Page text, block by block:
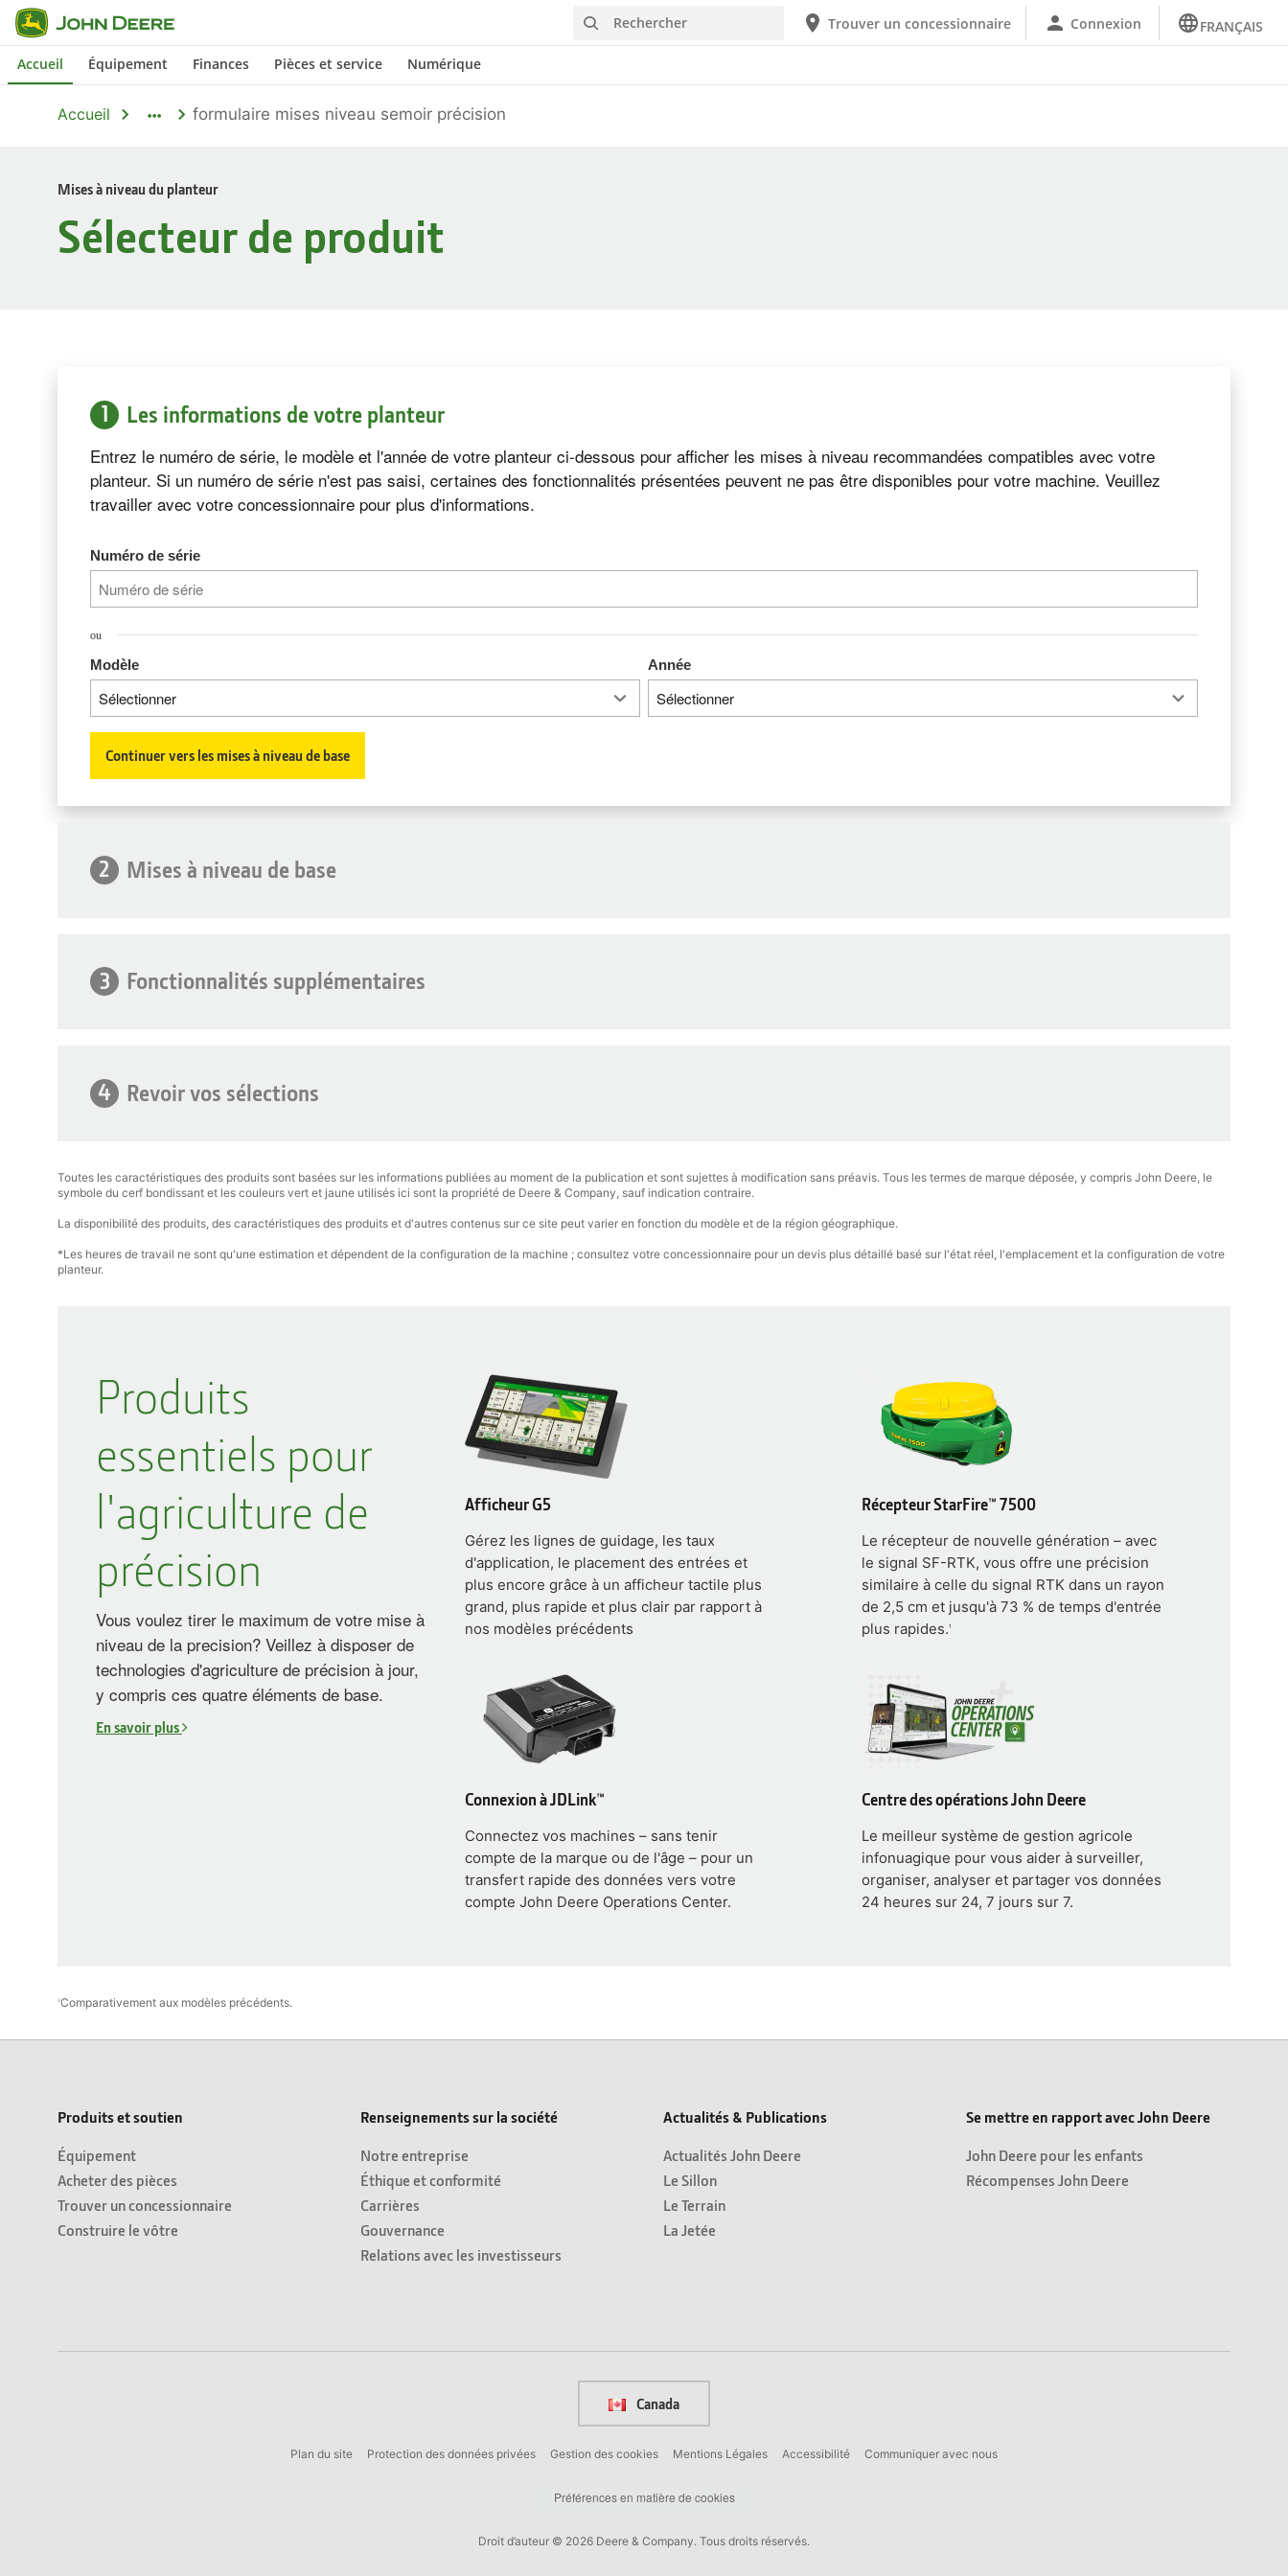
Passer au contenu principal Rechercher Trouver un concessionnaire Connexion FRANÇAIS
Accueil Équipement Finances Pièces et service Numérique
Accueil formulaire mises niveau semoir précision
Mises à niveau du planteur
Sélecteur de produit
1 Les informations de votre planteur
Entrez le numéro de série, le modèle et l'année de votre planteur ci-dessous pour afficher les mises à niveau recommandées compatibles avec votre
planteur. Si un numéro de série n'est pas saisi, certaines des fonctionnalités présentées peuvent ne pas être disponibles pour votre machine. Veuillez
travailler avec votre concessionnaire pour plus d'informations.
Numéro de série
ou
Modèle
Sélectionner
Année
Sélectionner
Continuer vers les mises à niveau de base
2 Mises à niveau de base
3 Fonctionnalités supplémentaires
4 Revoir vos sélections
Toutes les caractéristiques des produits sont basées sur les informations publiées au moment de la publication et sont sujettes à modification sans préavis. Tous les termes de marque déposée, y compris John Deere, le
symbole du cerf bondissant et les couleurs vert et jaune utilisés ici sont la propriété de Deere & Company, sauf indication contraire.
La disponibilité des produits, des caractéristiques des produits et d'autres contenus sur ce site peut varier en fonction du modèle et de la région géographique.
*Les heures de travail ne sont qu'une estimation et dépendent de la configuration de la machine ; consultez votre concessionnaire pour un devis plus détaillé basé sur l'état réel, l'emplacement et la configuration de votre
planteur.
Produits
essentiels pour
l'agriculture de
précision
Vous voulez tirer le maximum de votre mise à
niveau de la precision? Veillez à disposer de
technologies d'agriculture de précision à jour,
y compris ces quatre éléments de base.
En savoir plus
Afficheur G5
Gérez les lignes de guidage, les taux
d'application, le placement des entrées et
plus encore grâce à un afficheur tactile plus
grand, plus rapide et plus clair par rapport à
nos modèles précédents
Connexion à JDLink™
Connectez vos machines – sans tenir
compte de la marque ou de l'âge – pour un
transfert rapide des données vers votre
compte John Deere Operations Center.
Récepteur StarFire™ 7500
Le récepteur de nouvelle génération – avec
le signal SF-RTK, vous offre une précision
similaire à celle du signal RTK dans un rayon
de 2,5 cm et jusqu'à 73 % de temps d'entrée
plus rapides.1
Centre des opérations John Deere
Le meilleur système de gestion agricole
infonuagique pour vous aider à surveiller,
organiser, analyser et partager vos données
24 heures sur 24, 7 jours sur 7.
3Comparativement aux modèles précédents.
Produits et soutien
Équipement
Acheter des pièces
Trouver un concessionnaire
Construire le vôtre
Renseignements sur la société
Notre entreprise
Éthique et conformité
Carrières
Gouvernance
Relations avec les investisseurs
Actualités & Publications
Actualités John Deere
Le Sillon
Le Terrain
La Jetée
Se mettre en rapport avec John Deere
John Deere pour les enfants
Récompenses John Deere
Canada
Plan du site Protection des données privées Gestion des cookies Mentions Légales Accessibilité Communiquer avec nous
Préférences en matière de cookies
Droit d’auteur © 2026 Deere & Company. Tous droits réservés.